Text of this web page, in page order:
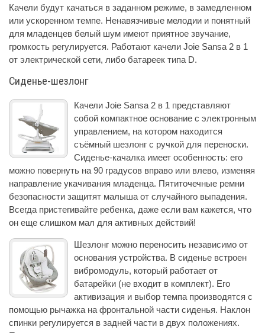
Качели будут качаться в заданном режиме, в замедленном
или ускоренном темпе. Ненавязчивые мелодии и понятный
для младенцев белый шум имеют приятное звучание,
громкость регулируется. Работают качели Joie Sansa 2 в 1
от электрической сети, либо батареек типа D.
Сиденье-шезлонг
Качели Joie Sansa 2 в 1 представляют
собой компактное основание с электронным
управлением, на котором находится
съёмный шезлонг с ручкой для переноски.
Сиденье-качалка имеет особенность: его
можно повернуть на 90 градусов вправо или влево, изменяя
направление укачивания младенца. Пятиточечные ремни
безопасности защитят малыша от случайного выпадения.
Всегда пристегивайте ребенка, даже если вам кажется, что
он еще слишком мал для активных действий!
Шезлонг можно переносить независимо от
основания устройства. В сиденье встроен
вибромодуль, который работает от
батарейки (не входит в комплект). Его
активизация и выбор темпа производятся с
помощью рычажка на фронтальной части сиденья. Наклон
спинки регулируется в задней части в двух положениях.